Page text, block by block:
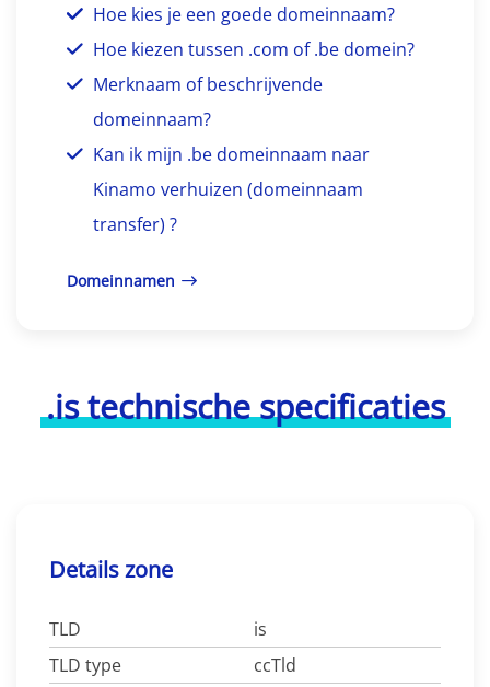
Hoe kies je een goede domeinnaam?
Hoe kiezen tussen .com of .be domein?
Merknaam of beschrijvende
domeinnaam?
Kan ik mijn .be domeinnaam naar
Kinamo verhuizen (domeinnaam
transfer) ?
Domeinnamen
.is technische specificaties
Details zone
TLD
is
TLD type
ccTld